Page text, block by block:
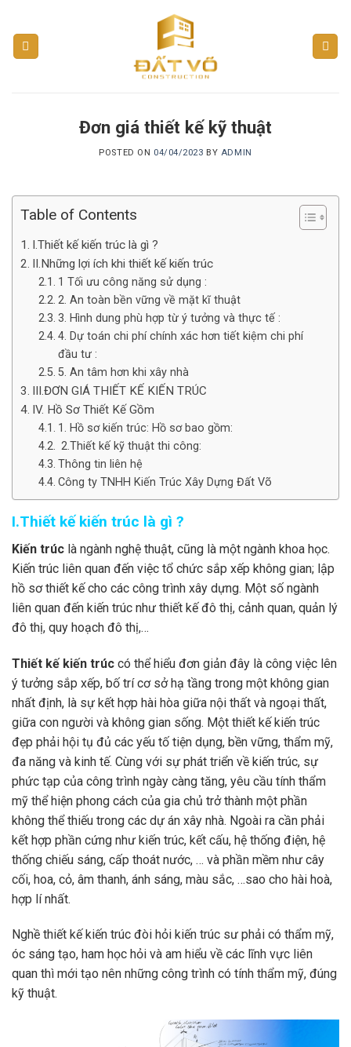
content
Đơn giá thiết kế kỹ thuật
POSTED ON 04/04/2023 BY ADMIN
Table of Contents
I.Thiết kế kiến trúc là gì ?
II.Những lợi ích khi thiết kế kiến trúc
1 Tối ưu công năng sử dụng :
2. An toàn bền vững về mặt kĩ thuật
3. Hình dung phù hợp từ ý tưởng và thực tế :
4. Dự toán chi phí chính xác hơn tiết kiệm chi phí
đầu tư :
5. An tâm hơn khi xây nhà
III.ĐƠN GIÁ THIẾT KẾ KIẾN TRÚC
IV. Hồ Sơ Thiết Kế Gồm
1. Hồ sơ kiến trúc: Hồ sơ bao gồm:
2.Thiết kế kỹ thuật thi công:
Thông tin liên hệ
Công ty TNHH Kiến Trúc Xây Dựng Đất Võ
I.Thiết kế kiến trúc là gì ?
Kiến trúc là ngành nghệ thuật, cũng là một ngành khoa học.
Kiến trúc liên quan đến việc tổ chức sắp xếp không gian; lập
hồ sơ thiết kế cho các công trình xây dựng. Một số ngành
liên quan đến kiến trúc như thiết kế đô thị, cảnh quan, quản lý
đô thị, quy hoạch đô thị,…
Thiết kế kiến trúc có thể hiểu đơn giản đây là công việc lên
ý tưởng sắp xếp, bố trí cơ sở hạ tầng trong một không gian
nhất định, là sự kết hợp hài hòa giữa nội thất và ngoại thất,
giữa con người và không gian sống. Một thiết kế kiến trúc
đẹp phải hội tụ đủ các yếu tố tiện dụng, bền vững, thẩm mỹ,
đa năng và kinh tế. Cùng với sự phát triển về kiến trúc, sự
phức tạp của công trình ngày càng tăng, yêu cầu tính thẩm
mỹ thể hiện phong cách của gia chủ trở thành một phần
không thể thiếu trong các dự án xây nhà. Ngoài ra cần phải
kết hợp phần cứng như kiến trúc, kết cấu, hệ thống điện, hệ
thống chiếu sáng, cấp thoát nước, … và phần mềm như cây
cối, hoa, cỏ, âm thanh, ánh sáng, màu sắc, …sao cho hài hoà,
hợp lí nhất.
Nghề thiết kế kiến trúc đòi hỏi kiến trúc sư phải có thẩm mỹ,
óc sáng tạo, ham học hỏi và am hiểu về các lĩnh vực liên
quan thì mới tạo nên những công trình có tính thẩm mỹ, đúng
kỹ thuật.